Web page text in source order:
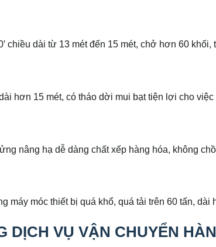
chiều dài từ 13 mét đến 15 mét, chở hơn 60 khối,
hơn 15 mét, có tháo dời mui bạt tiện lợi cho việc
nâng hạ dễ dàng chất xếp hàng hóa, không
máy móc thiết bị quá khổ, quá tải trên 60 tấn, dài
DỊCH VỤ VẬN CHUYỂN